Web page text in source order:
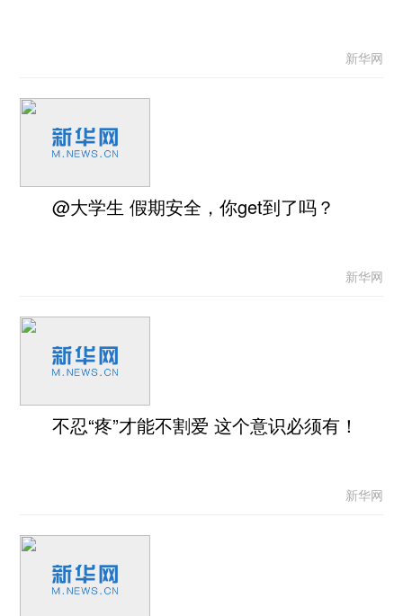
新华网
@大学生 假期安全，你get到了吗？
新华网
不忍“疼”才能不割爱 这个意识必须有！
新华网